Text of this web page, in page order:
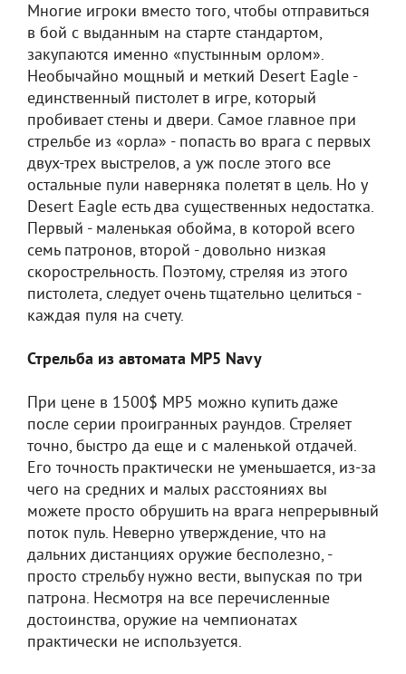
Многие игроки вместо того, чтобы отправиться
в бой с выданным на старте стандартом,
закупаются именно «пустынным орлом».
Необычайно мощный и меткий Desert Eagle -
единственный пистолет в игре, который
пробивает стены и двери. Самое главное при
стрельбе из «орла» - попасть во врага с первых
двух-трех выстрелов, а уж после этого все
остальные пули наверняка полетят в цель. Но у
Desert Eagle есть два существенных недостатка.
Первый - маленькая обойма, в которой всего
семь патронов, второй - довольно низкая
скорострельность. Поэтому, стреляя из этого
пистолета, следует очень тщательно целиться -
каждая пуля на счету.
Стрельба из автомата MP5 Navy
При цене в 1500$ MP5 можно купить даже
после серии проигранных раундов. Стреляет
точно, быстро да еще и с маленькой отдачей.
Его точность практически не уменьшается, из-за
чего на средних и малых расстояниях вы
можете просто обрушить на врага непрерывный
поток пуль. Неверно утверждение, что на
дальних дистанциях оружие бесполезно, -
просто стрельбу нужно вести, выпуская по три
патрона. Несмотря на все перечисленные
достоинства, оружие на чемпионатах
практически не используется.